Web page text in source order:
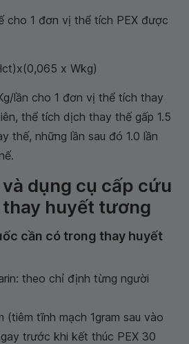
cho 1 đơn vị thể tích PEX được
x Wkg)
lần cho 1 đơn vị thể tích thay
thể tích dịch thay thế gấp 1.5
thế, những lần sau đó 1.0 lần
dụng cụ cấp cứu
huyết tương
cần có trong thay huyết
theo chỉ định từng người
(tiêm tĩnh mạch 1gram sau vào
trước khi kết thúc PEX 30